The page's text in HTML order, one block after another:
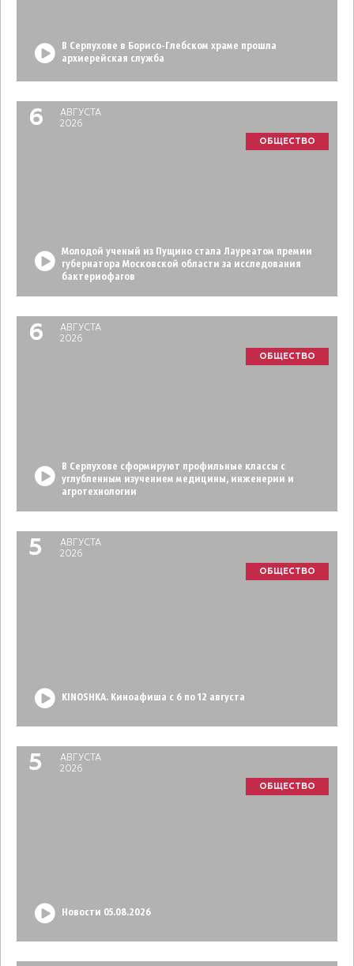
В Серпухове в Борисо-Глебском храме прошла
архиерейская служба
6
АВГУСТА
2026
ОБЩЕСТВО
Молодой ученый из Пущино стала Лауреатом премии
губернатора Московской области за исследования
бактериофагов
6
АВГУСТА
2026
ОБЩЕСТВО
В Серпухове сформируют профильные классы с
углубленным изучением медицины, инженерии и
агротехнологии
5
АВГУСТА
2026
ОБЩЕСТВО
KINOSHKA. Киноафиша с 6 по 12 августа
5
АВГУСТА
2026
ОБЩЕСТВО
Новости 05.08.2026